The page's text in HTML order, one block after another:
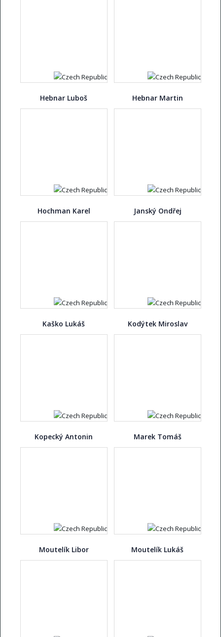
Hebnar Luboš Hebnar Martin
Hochman Karel Janský Ondřej
Kaško Lukáš Kodýtek Miroslav
Kopecký Antonin Marek Tomáš
Moutelík Libor Moutelík Lukáš